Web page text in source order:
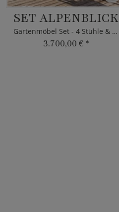
SET ALPENBLICK
Gartenmöbel Set - 4 Stühle & Tisch
3.700,00 € *